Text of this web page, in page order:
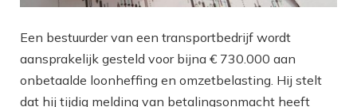
Een bestuurder van een transportbedrijf wordt
aansprakelijk gesteld voor bijna € 730.000 aan
onbetaalde loonheffing en omzetbelasting. Hij stelt
dat hij tijdig melding van betalingsonmacht heeft